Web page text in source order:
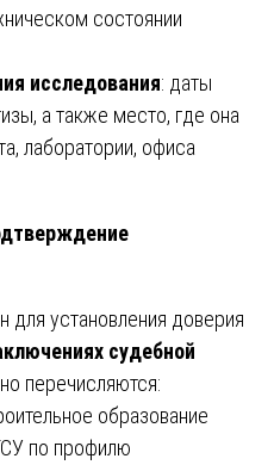
состоянии
исследования: даты
а также место, где она
лаборатории, офиса
для установления доверия
судебной
перечисляются:
образование
по профилю